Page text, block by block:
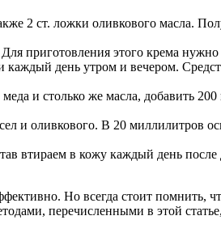
2 ст. ложки оливкового масла.
приготовления этого крема
каждый день утром и вечером.
и столько же масла, добавить
и оливкового. В 20 миллилитров
втираем в кожу каждый день после
Но всегда стоит помнить,
перечисленными в этой